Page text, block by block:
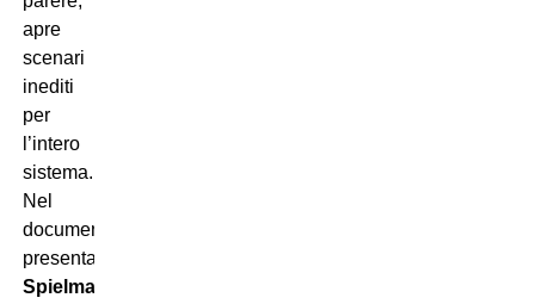
apre
scenari
inediti
per
l’intero
sistema.
Nel
documento
presentato,
Spielmann